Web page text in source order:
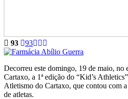
93 93
Decorreu este domingo, 19 de maio, no
Cartaxo, a 1ª edição do “Kid’s
Atletismo do Cartaxo, que contou com a
de atletas.